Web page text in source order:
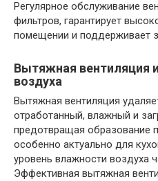
Регулярное обслуживание
фильтров, гарантирует
помещении и поддерживает
Вытяжная вентиляция
воздуха
Вытяжная вентиляция
отработанный, влажный и
предотвращая образование
особенно актуально для
уровень влажности воздуха
Эффективная вытяжная